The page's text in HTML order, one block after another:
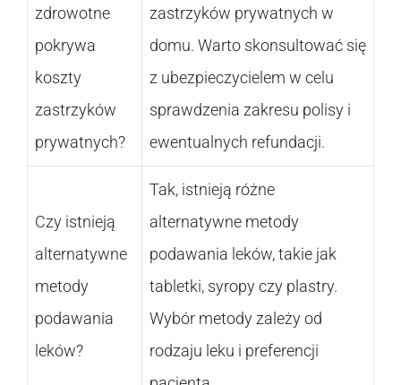
zdrowotne
pokrywa
koszty
zastrzyków
prywatnych?
zastrzyków prywatnych w
domu. Warto skonsultować się
z ubezpieczycielem w celu
sprawdzenia zakresu polisy i
ewentualnych refundacji.
Czy istnieją
alternatywne
metody
podawania
leków?
Tak, istnieją różne
alternatywne metody
podawania leków, takie jak
tabletki, syropy czy plastry.
Wybór metody zależy od
rodzaju leku i preferencji